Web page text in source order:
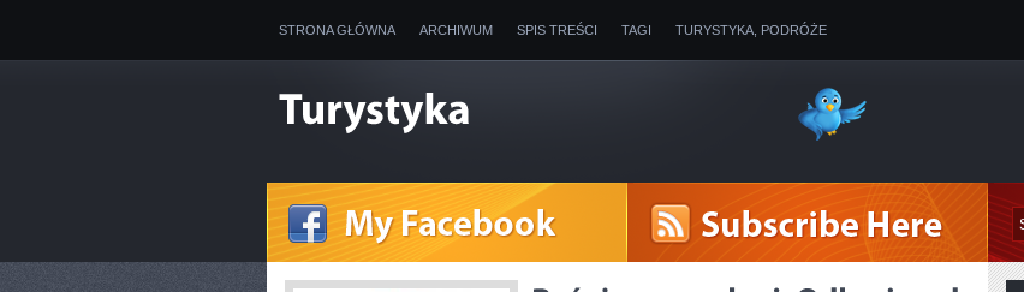
STRONA GŁÓWNA ARCHIWUM SPIS TREŚCI TAGI TURYSTYKA, PODRÓŻE